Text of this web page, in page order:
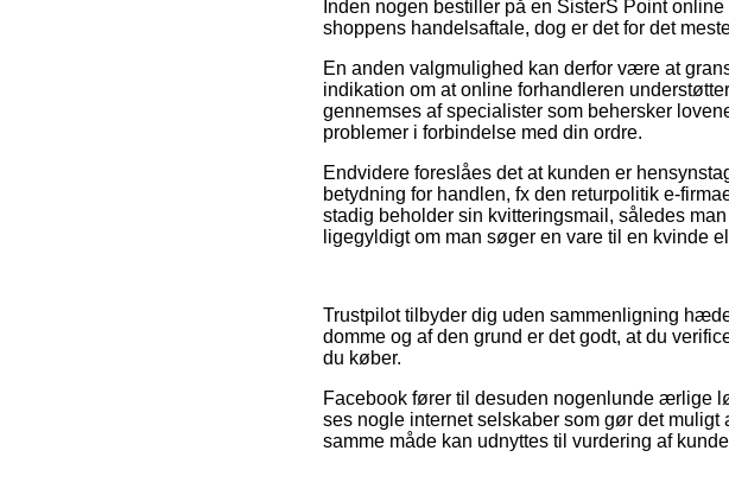
Inden nogen bestiller på en SisterS Point
shoppens handelsaftale, dog er det for det
En anden valgmulighed kan derfor være at
indikation om at online forhandleren
gennemses af specialister som behersker
problemer i forbindelse med din ordre.
Endvidere foreslåes det at kunden er
betydning for handlen, fx den returpolitik e-
stadig beholder sin kvitteringsmail, således
ligegyldigt om man søger en vare til en kvinde
Trustpilot tilbyder dig uden sammenligning
domme og af den grund er det godt, at du
du køber.
Facebook fører til desuden nogenlunde ærlige
ses nogle internet selskaber som gør det
samme måde kan udnyttes til vurdering af